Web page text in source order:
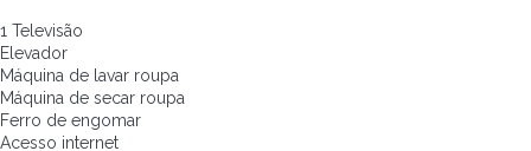
1 Televisão
Elevador
Máquina de lavar roupa
Máquina de secar roupa
Ferro de engomar
Acesso internet